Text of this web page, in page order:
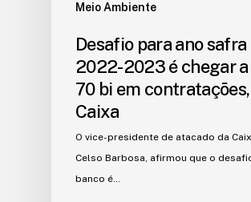
Meio Ambiente
Desafio para ano safra
2022-2023 é chegar
70 bi em
Caixa
O vice-presidente de atacado da
Celso Barbosa, afirmou que o
banco é…